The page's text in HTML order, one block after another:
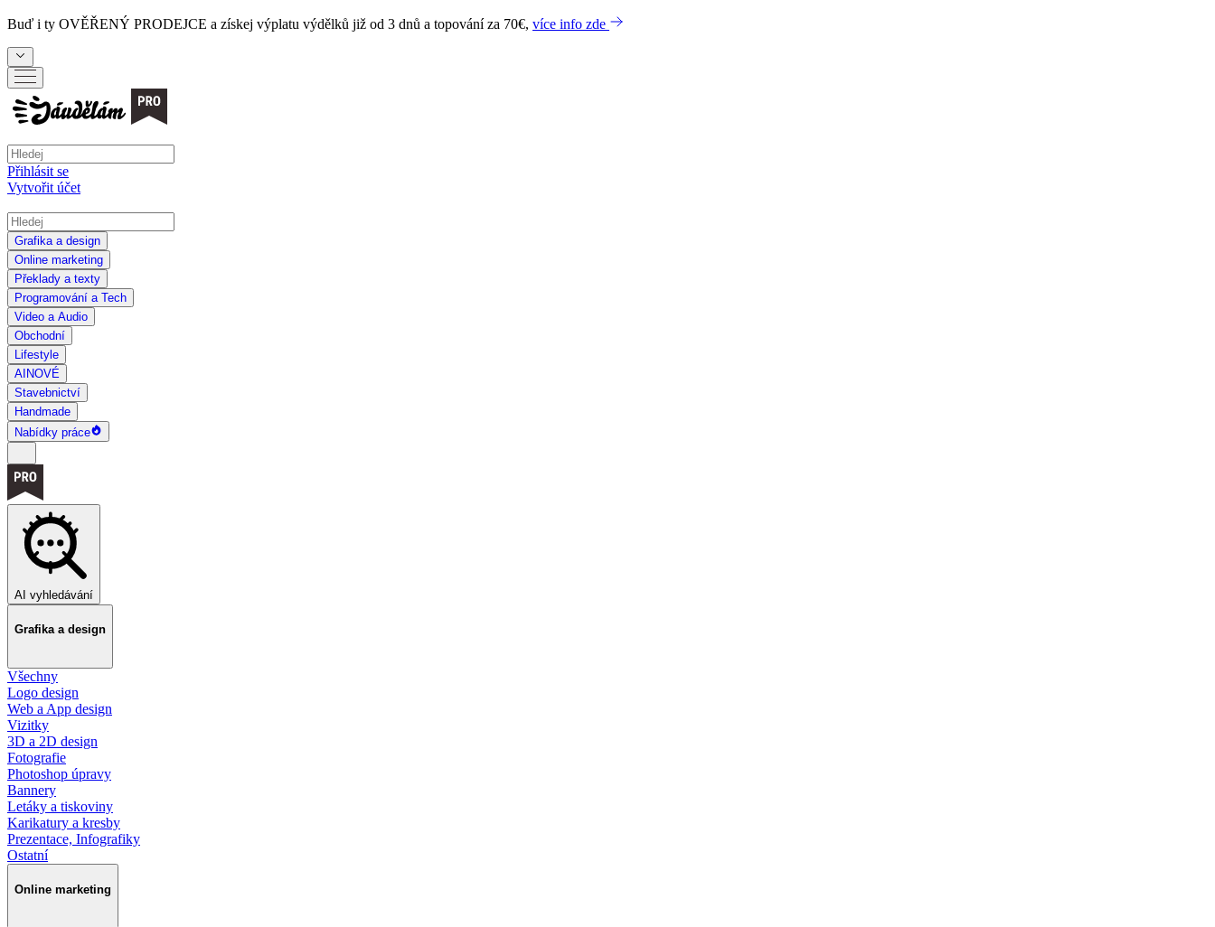
Buď i ty OVĚŘENÝ PRODEJCE a získej výplatu výdělků již od 3 dnů a topování za 70€, více info zde
Přihlásit se
Vytvořit účet
Grafika a design
Online marketing
Překlady a texty
Programování a Tech
Video a Audio
Obchodní
Lifestyle
AI NOVÉ
Stavebnictví
Handmade
Nabídky práce
AI vyhledávání
Grafika a design
Všechny
Logo design
Web a App design
Vizitky
3D a 2D design
Fotografie
Photoshop úpravy
Bannery
Letáky a tiskoviny
Karikatury a kresby
Prezentace, Infografiky
Ostatní
Online marketing